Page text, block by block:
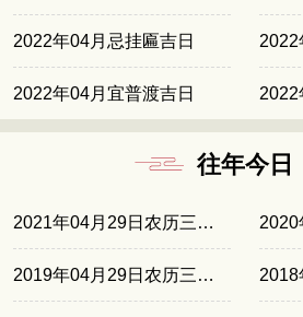
2022年04月忌挂匾吉日 2022
2022年04月宜普渡吉日 2022
往年今日
2021年04月29日农历三月十八
2019年04月29日农历三月廿五